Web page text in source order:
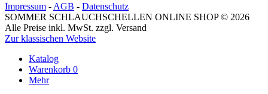
Impressum - AGB - Datenschutz
SOMMER SCHLAUCHSCHELLEN ONLINE SHOP © 2026
Alle Preise inkl. MwSt. zzgl. Versand
Zur klassischen Website
Katalog
Warenkorb 0
Mehr